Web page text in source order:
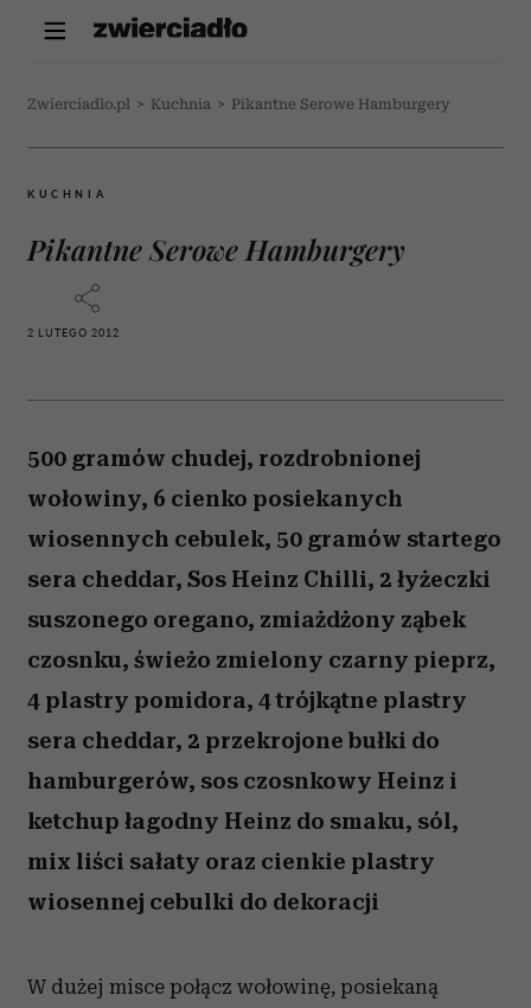
Zwierciadlo.pl > Kuchnia > Pikantne Serowe Hamburgery
KUCHNIA
Pikantne Serowe Hamburgery
2 LUTEGO 2012
500 gramów chudej, rozdrobnionej
wołowiny, 6 cienko posiekanych
wiosennych cebulek, 50 gramów startego
sera cheddar, Sos Heinz Chilli, 2 łyżeczki
suszonego oregano, zmiażdżony ząbek
czosnku, świeżo zmielony czarny pieprz,
4 plastry pomidora, 4 trójkątne plastry
sera cheddar, 2 przekrojone bułki do
hamburgerów, sos czosnkowy Heinz i
ketchup łagodny Heinz do smaku, sól,
mix liści sałaty oraz cienkie plastry
wiosennej cebulki do dekoracji
W dużej misce połącz wołowinę, posiekaną